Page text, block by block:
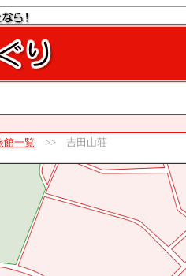
館一覧 >> 吉田山荘